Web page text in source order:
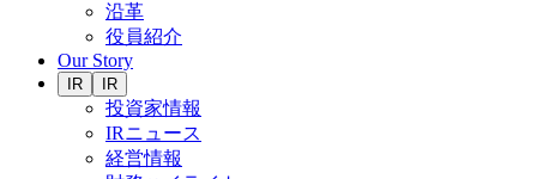
沿革
役員紹介
Our Story
IR IR
投資家情報
IRニュース
経営情報